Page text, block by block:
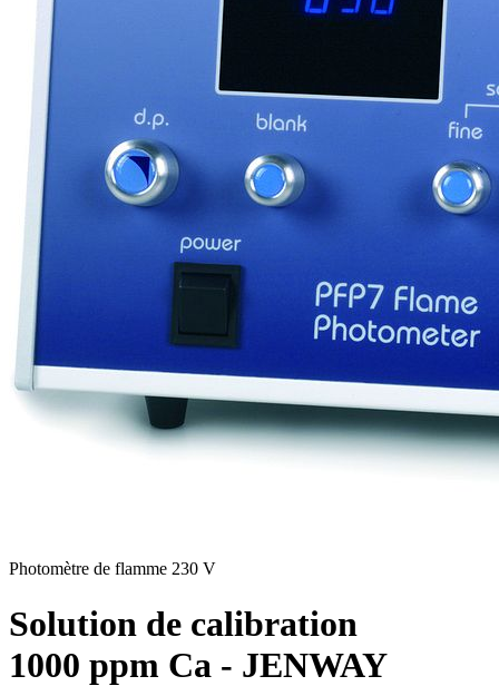
Photomètre de flamme 230 V
Solution de calibration
1000 ppm Ca - JENWAY